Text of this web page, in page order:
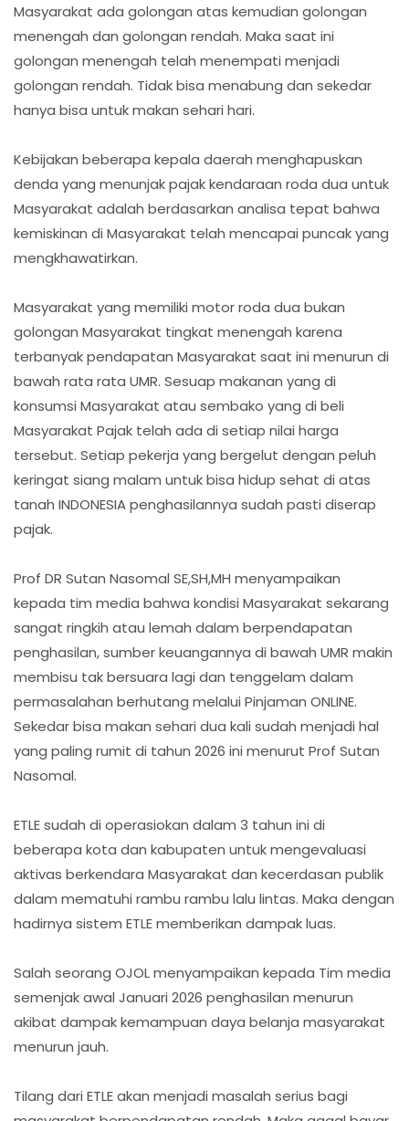
Masyarakat ada golongan atas kemudian golongan
menengah dan golongan rendah. Maka saat ini
golongan menengah telah menempati menjadi
golongan rendah. Tidak bisa menabung dan sekedar
hanya bisa untuk makan sehari hari.
Kebijakan beberapa kepala daerah menghapuskan
denda yang menunjak pajak kendaraan roda dua untuk
Masyarakat adalah berdasarkan analisa tepat bahwa
kemiskinan di Masyarakat telah mencapai puncak yang
mengkhawatirkan.
Masyarakat yang memiliki motor roda dua bukan
golongan Masyarakat tingkat menengah karena
terbanyak pendapatan Masyarakat saat ini menurun di
bawah rata rata UMR. Sesuap makanan yang di
konsumsi Masyarakat atau sembako yang di beli
Masyarakat Pajak telah ada di setiap nilai harga
tersebut. Setiap pekerja yang bergelut dengan peluh
keringat siang malam untuk bisa hidup sehat di atas
tanah INDONESIA penghasilannya sudah pasti diserap
pajak.
Prof DR Sutan Nasomal SE,SH,MH menyampaikan
kepada tim media bahwa kondisi Masyarakat sekarang
sangat ringkih atau lemah dalam berpendapatan
penghasilan, sumber keuangannya di bawah UMR makin
membisu tak bersuara lagi dan tenggelam dalam
permasalahan berhutang melalui Pinjaman ONLINE.
Sekedar bisa makan sehari dua kali sudah menjadi hal
yang paling rumit di tahun 2026 ini menurut Prof Sutan
Nasomal.
ETLE sudah di operasiokan dalam 3 tahun ini di
beberapa kota dan kabupaten untuk mengevaluasi
aktivas berkendara Masyarakat dan kecerdasan publik
dalam mematuhi rambu rambu lalu lintas. Maka dengan
hadirnya sistem ETLE memberikan dampak luas.
Salah seorang OJOL menyampaikan kepada Tim media
semenjak awal Januari 2026 penghasilan menurun
akibat dampak kemampuan daya belanja masyarakat
menurun jauh.
Tilang dari ETLE akan menjadi masalah serius bagi